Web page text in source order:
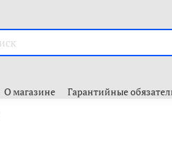
О магазине Гарантийные